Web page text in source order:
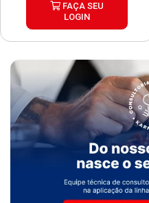
FAÇA SEU
LOGIN